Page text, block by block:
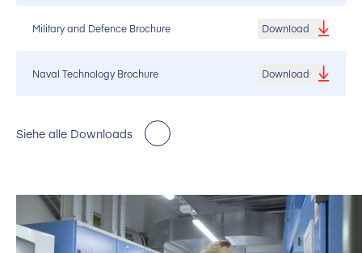
Military and Defence Brochure Download
Naval Technology Brochure Download
Siehe alle Downloads